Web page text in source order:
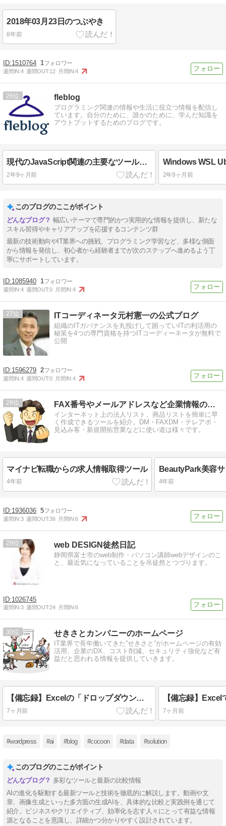
2018年03月23日のつぶやき
8年前
1510764 1
週間IN:4 週間OUT:12 月間IN:4
26 fleblog
プログラミング関連の情報や生活に役立つ情報を配信し
ています。自分のために、誰かのために、学んだ知識を
アウトプットするためのブログです。
現代のJavaScript関連の主要なツールとフレームワークの概要まとめ
2年9ヶ月前 2年9ヶ月前
このブログのここがポイント
幅広いテーマで専門的かつ実用的な情報を提供し、新たな
スキル習得やキャリアアップを応援するコンテンツ群
最新の技術動向やIT業界への挑戦、プログラミング学習など、多様な側面
から情報を発信し、初心者から経験者までが次のステップへ進めるよう丁
寧にサポートしています。
1085940 1
週間IN:4 週間OUT:0 月間IN:4
27 ITコーディネータ元村憲一の公式ブログ
組織のITガバナンスを丸投げして困っていITの利活用の
秘策を4つの専門資格を持つITコーディーネータが無料で
公開
1596279 2
週間IN:4 週間OUT:0 月間IN:4
28 FAX番号やメールアドレスなど企業情報の収集ツールを紹介
インターネット上の法人リスト、商品リストを簡単に早
く作成できるツールを紹介。DM・FAXDM・テレアポ・
見込み客・新規開拓営業などに使い道は様々です。
マイナビ転職からの求人情報取得ツール
4年前
BeautyPark美容
4年前
1936036 5
週間IN:3 週間OUT:36 月間IN:6
29 web DESIGN徒然日記
静岡県富士市のweb制作・パソコン講師webデザインのこ
と、最近気になっていることを吊徒然とつづります。
1026745
週間IN:3 週間OUT:24 月間IN:6
30 せきさとカンパニーのホームページ
IT業界で長年働いてきた”せきさと”がホームページの有効
活用、企業のDX、コスト削減、セキュリティ強化など有
益だと思われる情報を提供していきます。
【備忘録】Excelの「ドロップダウンリスト」を極める！入力のストレスをゼロにする究極のカスタマイズ。
7ヶ月前 7ヶ月前
#wordpress #ai #blog #cocoon #data #solution
このブログのここがポイント
多彩なツールと最新の比較情報
AIの進化を駆動する最新ツールと技術を徹底的に解説します。動画や文
章、画像生成といった多方面の生成AIを、具体的な比較と実践例を通じて
紹介。ビジネスやクリエイティブ、効率化を志す人々にとって有益な情報
源となることを意識し、詳細かつ分かりやすく設計されています。